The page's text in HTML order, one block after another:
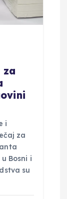
za
i
za
Bosni i
su